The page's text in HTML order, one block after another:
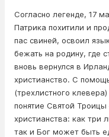
Согласно легенде, 17
Патрика похитили и
пас свиней, освоил
бежать на родину, где
вновь вернулся в
христианство. С
(трехлистного
понятие Святой
христианства: как три
так и Бог может быть